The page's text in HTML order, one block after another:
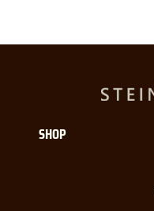
SHOP